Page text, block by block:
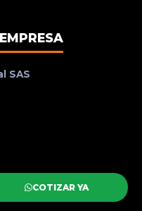
SAS
COTIZAR YA